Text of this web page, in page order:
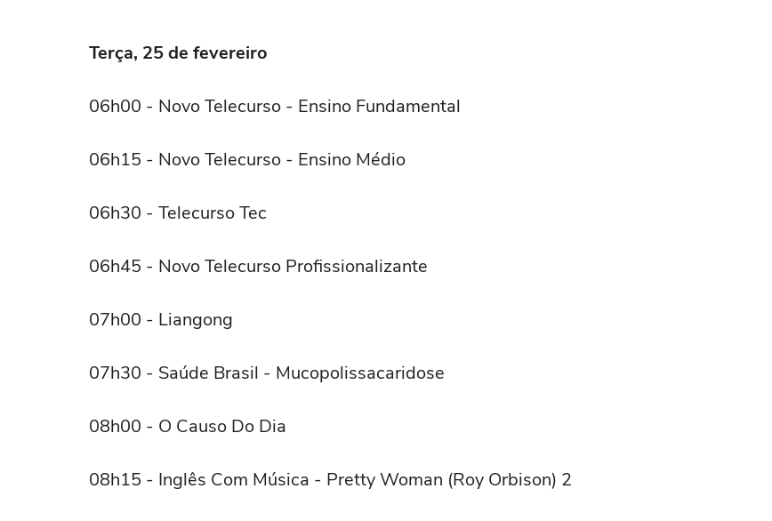
Terça, 25 de fevereiro
06h00 - Novo Telecurso - Ensino Fundamental
06h15 - Novo Telecurso - Ensino Médio
06h30 - Telecurso Tec
06h45 - Novo Telecurso Profissionalizante
07h00 - Liangong
07h30 - Saúde Brasil - Mucopolissacaridose
08h00 - O Causo Do Dia
08h15 - Inglês Com Música - Pretty Woman (Roy Orbison) 2